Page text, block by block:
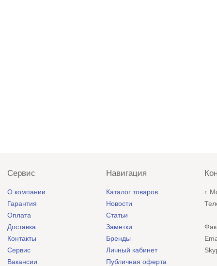
Сервис
О компании
Гарантия
Оплата
Доставка
Контакты
Сервис
Вакансии
Навигация
Каталог товаров
Новости
Статьи
Заметки
Бренды
Личный кабинет
Публичная оферта
г.